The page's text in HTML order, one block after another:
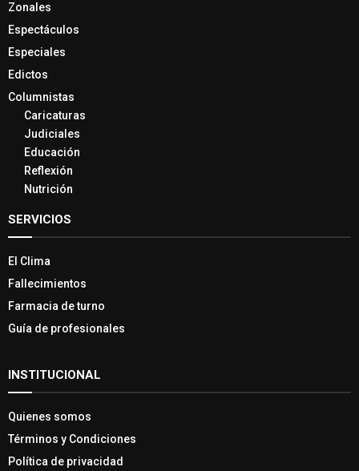
Zonales
Espectáculos
Especiales
Edictos
Columnistas
Caricaturas
Judiciales
Educación
Reflexión
Nutrición
SERVICIOS
El Clima
Fallecimientos
Farmacia de turno
Guía de profesionales
INSTITUCIONAL
Quienes somos
Términos y Condiciones
Política de privacidad